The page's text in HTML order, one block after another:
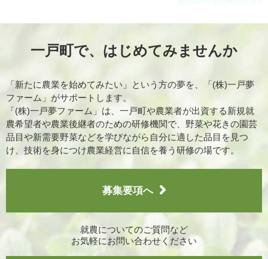
一戸町で、はじめてみませんか
「新たに農業を始めてみたい」という方の夢を、「(株)一戸夢
ファーム」がサポートします。
「(株)一戸夢ファーム」は、一戸町や農業者が出資する新規就
農希望者や農業後継者のための研修機関で、野菜や花きの園芸
品目や新需要野菜などを学びながら自分に適した品目を見つ
け、技術を身につけ農業経営に自信を養う研修の場です。
募集要項へ
就農についてのご質問など
お気軽にお問い合わせください